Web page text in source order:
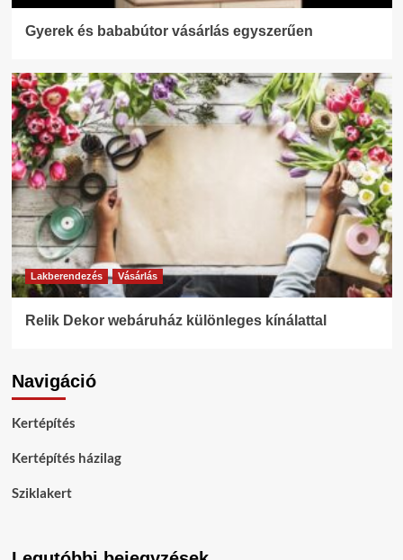
Gyerek és bababútor vásárlás egyszerűen
Lakberendezés Vásárlás
Relik Dekor webáruház különleges kínálattal
Navigáció
Kertépítés
Kertépítés házilag
Sziklakert